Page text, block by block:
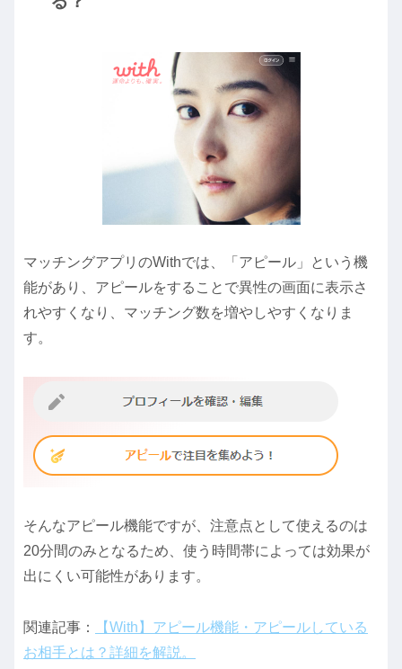
マッチングアプリのWithでは、「アピール」という機
能があり、アピールをすることで異性の画面に表示さ
れやすくなり、マッチング数を増やしやすくなりま
す。
そんなアピール機能ですが、注意点として使えるのは
20分間のみとなるため、使う時間帯によっては効果が
出にくい可能性があります。
関連記事：
【With】アピール機能・アピールしている
お相手とは？詳細を解説。